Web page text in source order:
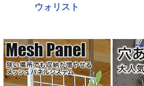
ウォリスト